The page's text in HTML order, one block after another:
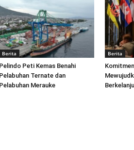
Berita
Pelindo Peti Kemas Benahi
Pelabuhan Ternate dan
Pelabuhan Merauke
Berita